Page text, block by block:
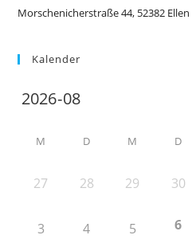
Morschenicherstraße 44, 52382 Ellen
Kalender
M D M D
27 28 29 30
3 4 5 6